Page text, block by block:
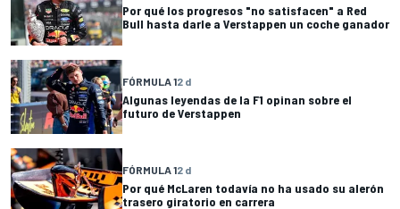
Por qué los progresos "no satisfacen" a Red
Bull hasta darle a Verstappen un coche ganador
FÓRMULA 12 d
Algunas leyendas de la F1 opinan sobre el
futuro de Verstappen
FÓRMULA 12 d
Por qué McLaren todavía no ha usado su alerón
trasero giratorio en carrera